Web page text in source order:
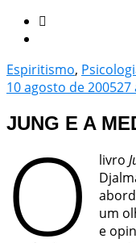
Espiritismo,
10 agosto de 200527
JUNG E A
O livro
um
e